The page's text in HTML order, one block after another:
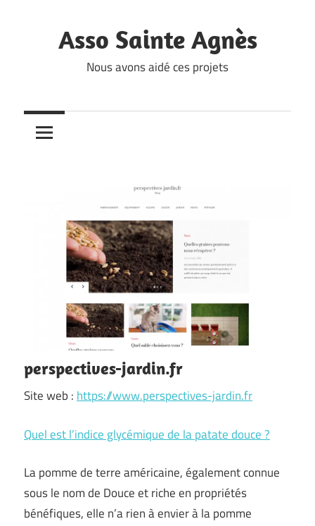
contentAsso Sainte Agnès
Nous avons aidé ces projets
perspectives-jardin.fr
Site web : https://www.perspectives-jardin.fr
Quel est l’indice glycémique de la patate douce ?
La pomme de terre américaine, également connue
sous le nom de Douce et riche en propriétés
bénéfiques, elle n’a rien à envier à la pomme